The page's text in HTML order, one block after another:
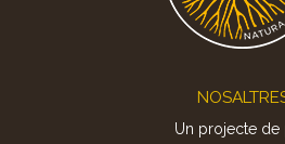
Un projecte de